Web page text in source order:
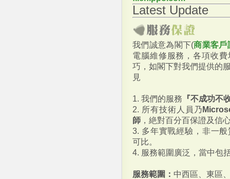
Latest Update
我們誠意為閣下(商業客戶
電腦維修服務，各項收
巧，如閣下對我們提供的
見
1. 我們的服務 『不成功不
2. 所有技術人員乃
師 ，絶對百分百保證及信
3. 多年實戰經驗，非一
可比。
4. 服務範圍廣泛，當中包
服務範圍： 中西區、東區